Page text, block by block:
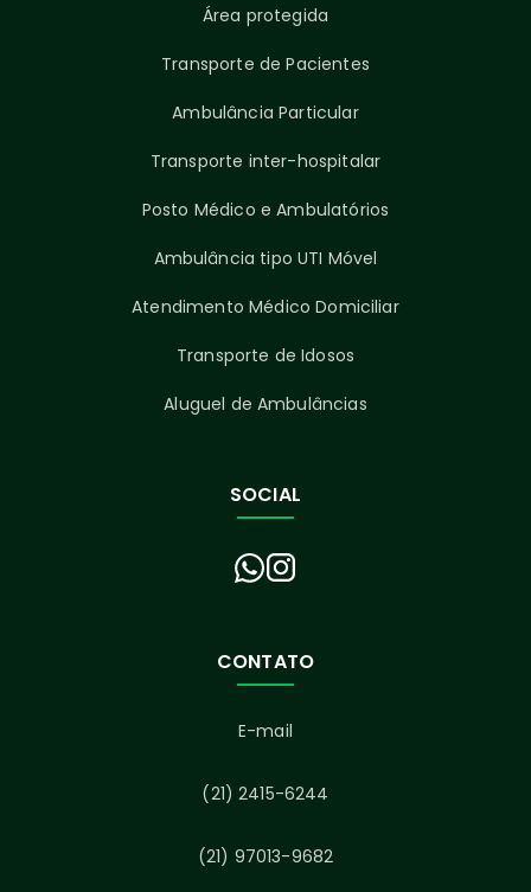
Área protegida
Transporte de Pacientes
Ambulância Particular
Transporte inter-hospitalar
Posto Médico e Ambulatórios
Ambulância tipo UTI Móvel
Atendimento Médico Domiciliar
Transporte de Idosos
Aluguel de Ambulâncias
SOCIAL
CONTATO
E-mail
(21) 2415-6244
(21) 97013-9682